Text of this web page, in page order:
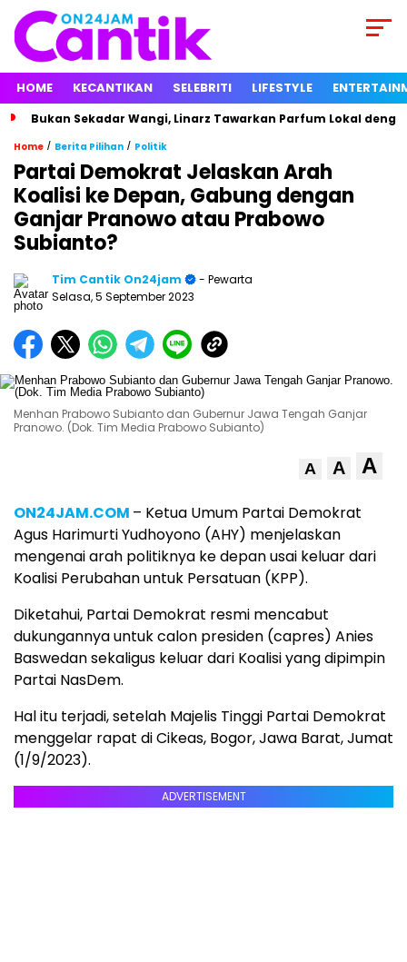
HOME KECANTIKAN SELEBRITI LIFESTYLE
Bukan Sekadar Wangi, Linarz Tawarkan Parfum Lokal
Home / Berita Pilihan / Politik
Partai Demokrat Jelaskan Arah
Koalisi ke Depan, Gabung dengan
Ganjar Pranowo atau Prabowo
Subianto?
Tim Cantik On24jam
- Pewarta
Selasa, 5 September 2023
Menhan Prabowo Subianto dan Gubernur Jawa Tengah Ganjar
Pranowo. (Dok. Tim Media Prabowo Subianto)
A A A
ON24JAM.COM – Ketua Umum Partai Demokrat
Agus Harimurti Yudhoyono (AHY) menjelaskan
mengenai arah politiknya ke depan usai keluar dari
Koalisi Perubahan untuk Persatuan (KPP).
Diketahui, Partai Demokrat resmi mencabut
dukungannya untuk calon presiden (capres) Anies
Baswedan sekaligus keluar dari Koalisi yang dipimpin
Partai NasDem.
Hal itu terjadi, setelah Majelis Tinggi Partai Demokrat
menggelar rapat di Cikeas, Bogor, Jawa Barat, Jumat
(1/9/2023).
ADVERTISEMENT